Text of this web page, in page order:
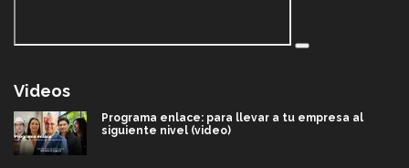
Videos
Programa enlace: para llevar a tu empresa al
siguiente nivel (video)